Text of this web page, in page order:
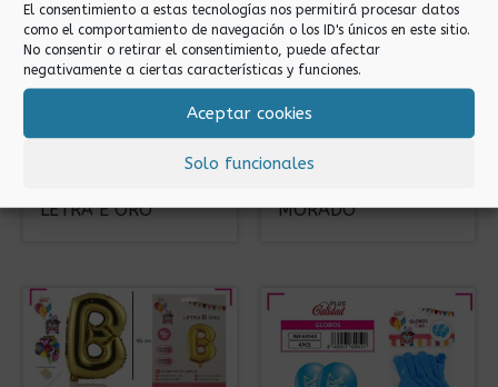
El consentimiento a estas tecnologías nos permitirá procesar datos
como el comportamiento de navegación o los ID's únicos en este sitio.
No consentir o retirar el consentimiento, puede afectar
negativamente a ciertas características y funciones.
Aceptar cookies
Solo funcionales
LETRA E ORO
Globos
MORADO